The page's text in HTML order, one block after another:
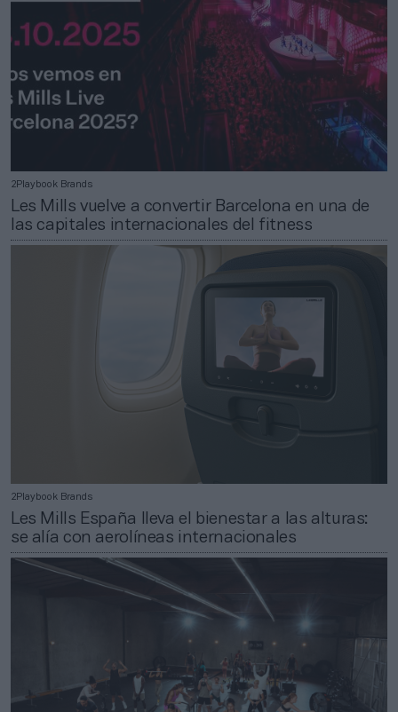
2Playbook Brands
Les Mills vuelve a convertir Barcelona en una de
las capitales internacionales del fitness
2Playbook Brands
Les Mills España lleva el bienestar a las alturas:
se alía con aerolíneas internacionales